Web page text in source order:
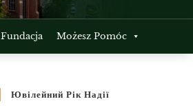
Fundacja Możesz Pomóc
Ювілейний Рік Надії